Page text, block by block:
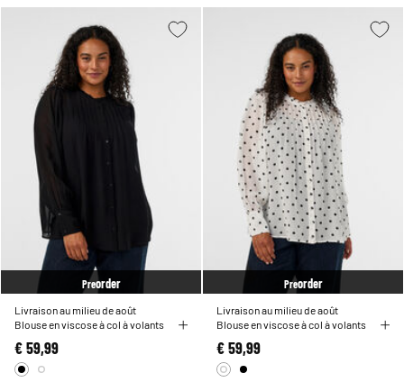
Preorder
Livraison au milieu de août
Blouse en viscose à col à volants
€ 59,99
Preorder
Livraison au milieu de août
Blouse en viscose à col à volants
€ 59,99